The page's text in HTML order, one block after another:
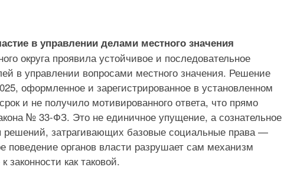
в управлении делами местного значения
округа проявила устойчивое и последовательное
в управлении вопросами местного значения. Решение
оформленное и зарегистрированное в установленном
и не получило мотивированного ответа, что прямо
№ 33-ФЗ. Это не единичное упущение, а сознательное
решений, затрагивающих базовые социальные права —
поведение органов власти разрушает сам механизм
законности как таковой.